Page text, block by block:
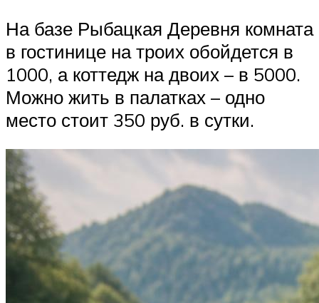
На базе Рыбацкая Деревня комната
в гостинице на троих обойдется в
1000, а коттедж на двоих – в 5000.
Можно жить в палатках – одно
место стоит 350 руб. в сутки.